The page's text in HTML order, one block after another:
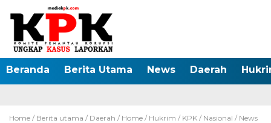
Beranda Berita Utama News Daerah
Home / Berita utama / Daerah / Home / Hukrim / KPK / Nasional / News